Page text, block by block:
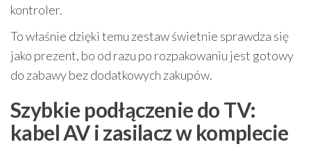
kontroler.
To właśnie dzięki temu zestaw świetnie sprawdza się
jako prezent, bo od razu po rozpakowaniu jest gotowy
do zabawy bez dodatkowych zakupów.
Szybkie podłączenie do TV:
kabel AV i zasilacz w komplecie